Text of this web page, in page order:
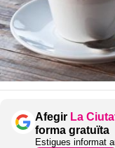
Afegir La
forma gratuïta
Estigues informat